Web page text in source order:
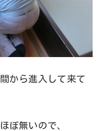
から進入して来て
ぼ無いので、